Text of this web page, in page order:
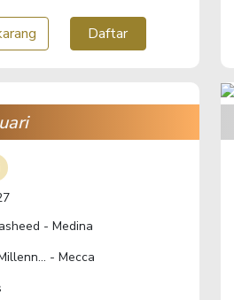
Daftar
- Medina
- Mecca